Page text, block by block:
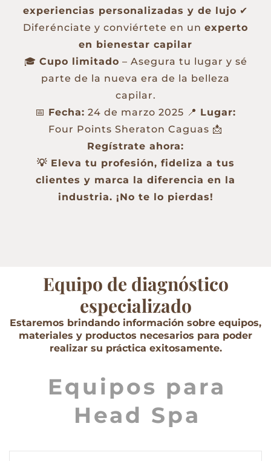
experiencias personalizadas y de lujo ✔
Diferénciate y conviértete en un experto
en bienestar capilar
🎓 Cupo limitado – Asegura tu lugar y sé
parte de la nueva era de la belleza
capilar.
📅 Fecha: 24 de marzo 2025 📍 Lugar:
Four Points Sheraton Caguas 📩
Regístrate ahora:
💡 Eleva tu profesión, fideliza a tus
clientes y marca la diferencia en la
industria. ¡No te lo pierdas!
Equipo de diagnóstico
especializado
Estaremos brindando información sobre equipos,
materiales y productos necesarios para poder
realizar su práctica exitosamente.
Equipos para
Head Spa